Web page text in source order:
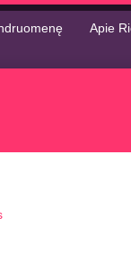
Apie